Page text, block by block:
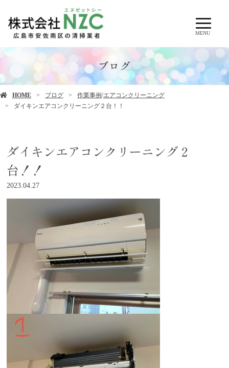
MENU
ブログ
HOME ブログ 作業事例/エアコンクリーニング
ダイキンエアコンクリーニング２台！！
ダイキンエアコンクリーニング２
台！！
2023.04.27